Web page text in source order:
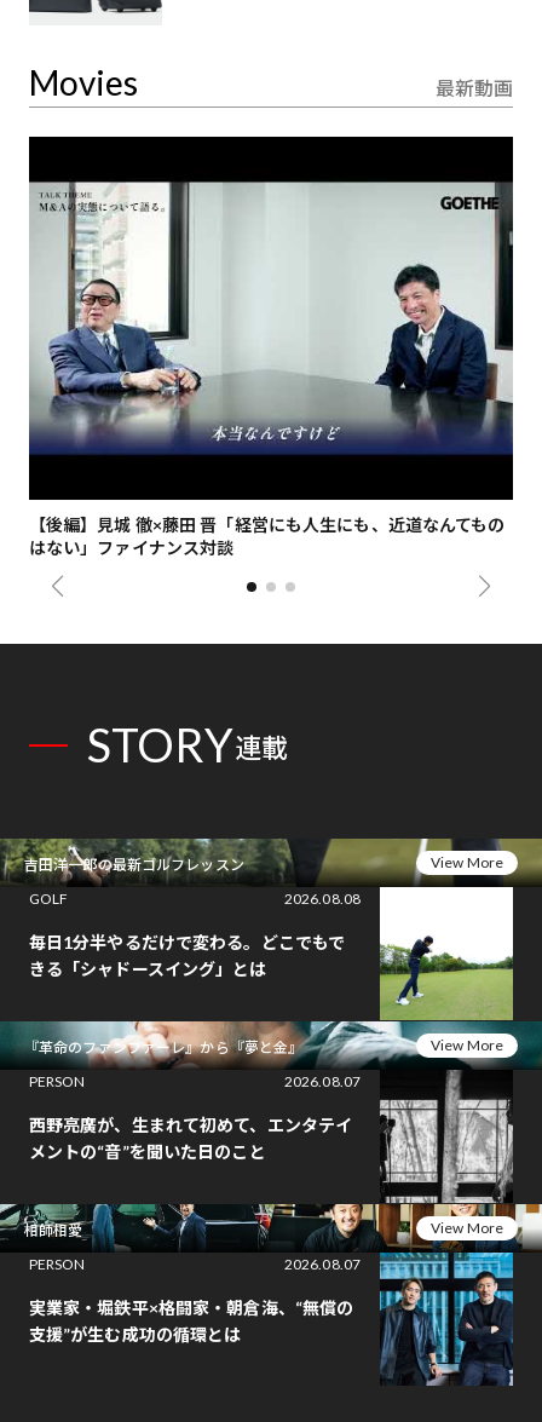
Movies 最新動画
【後編】見城 徹×藤田 晋「経営にも人生にも、近道なんてもの
はない」ファイナンス対談
STORY連載
吉田洋一郎の最新ゴルフレッスン
View More
GOLF
2026.08.08
毎日1分半やるだけで変わる。どこでもで
きる「シャドースイング」とは
『革命のファンファーレ』から『夢と金』
View More
PERSON
2026.08.07
西野亮廣が、生まれて初めて、エンタテイ
メントの“音”を聞いた日のこと
相師相愛
View More
PERSON
2026.08.07
実業家・堀鉄平×格闘家・朝倉海、“無償の
支援”が生む成功の循環とは